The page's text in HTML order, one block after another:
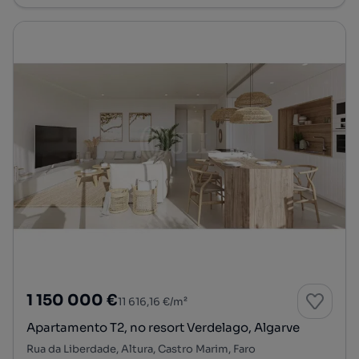
1 150 000 €11 616,16 €/m²
Apartamento T2, no resort Verdelago, Algarve
Rua da Liberdade, Altura, Castro Marim, Faro